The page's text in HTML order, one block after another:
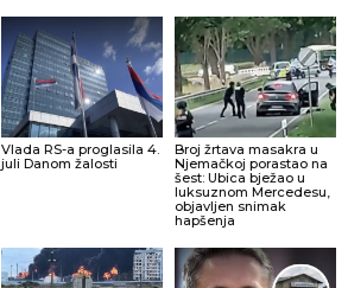
Vlada RS-a proglasila 4.
juli Danom žalosti
Broj žrtava masakra u
Njemačkoj porastao na
šest: Ubica bježao u
luksuznom Mercedesu,
objavljen snimak
hapšenja